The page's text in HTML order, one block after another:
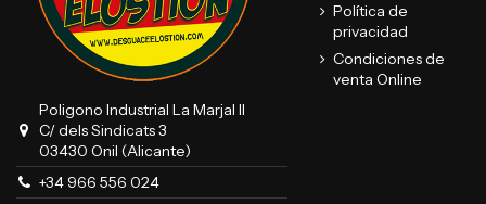
Poligono Industrial La Marjal II
C/ dels Sindicats 3
03430 Onil (Alicante)
+34 966 556 024
Política de
privacidad
Condiciones de
venta Online